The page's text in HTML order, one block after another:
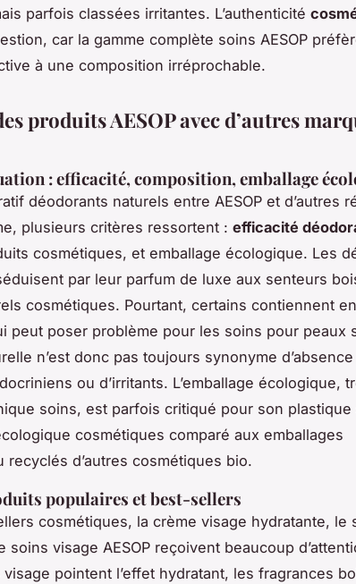
parfois classées irritantes. L’authenticité
car la gamme complète soins AESOP
à une composition irréprochable.
produits AESOP avec d’autres
: efficacité, composition, emballage
déodorants naturels entre AESOP et d’autres
plusieurs critères ressortent : efficacité
cosmétiques, et emballage écologique. Les
par leur parfum de luxe aux senteurs
cosmétiques. Pourtant, certains contiennent
peut poser problème pour les soins pour peaux
n’est donc pas toujours synonyme
ou d’irritants. L’emballage écologique,
soins, est parfois critiqué pour son
cosmétiques comparé aux emballages
recyclés d’autres cosmétiques bio.
populaires et best-sellers
cosmétiques, la crème visage hydratante, le
soins visage AESOP reçoivent beaucoup
pointent l’effet hydratant, les fragrances